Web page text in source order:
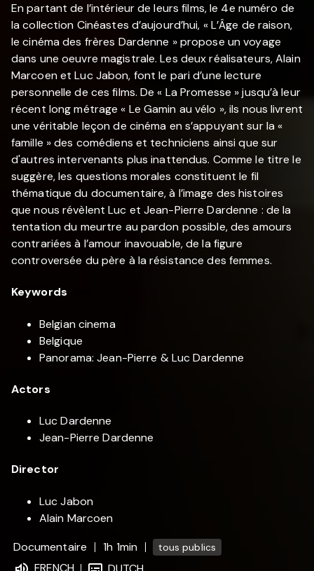
En partant de l’intérieur de leurs films, le 4e numéro de
la collection Cinéastes d’aujourd’hui, « L’Âge de raison,
le cinéma des frères Dardenne » propose un voyage
dans une oeuvre magistrale. Les deux réalisateurs, Alain
Marcoen et Luc Jabon, font le pari d’une lecture
personnelle de ces films. De « La Promesse » jusqu’à leur
récent long métrage « Le Gamin au vélo », ils nous livrent
une véritable leçon de cinéma en s’appuyant sur la «
famille » des comédiens et techniciens ainsi que sur
d'autres intervenants plus inattendus. Comme le titre le
suggère, les questions morales constituent le fil
thématique du documentaire, à l’image des histoires
que nous révèlent Luc et Jean-Pierre Dardenne : de la
tentation du meurtre au pardon possible, des amours
contrariées à l’amour inavouable, de la figure
controversée du père à la résistance des femmes.
Keywords
Belgian cinema
Belgique
Panorama: Jean-Pierre & Luc Dardenne
Actors
Luc Dardenne
Jean-Pierre Dardenne
Director
Luc Jabon
Alain Marcoen
Documentaire
1h 1min tous publics